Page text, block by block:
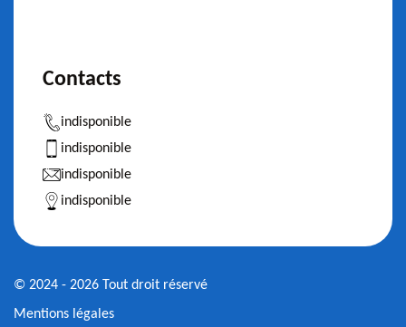
Contacts
indisponible
indisponible
indisponible
indisponible
© 2024 - 2026 Tout droit réservé
Mentions légales